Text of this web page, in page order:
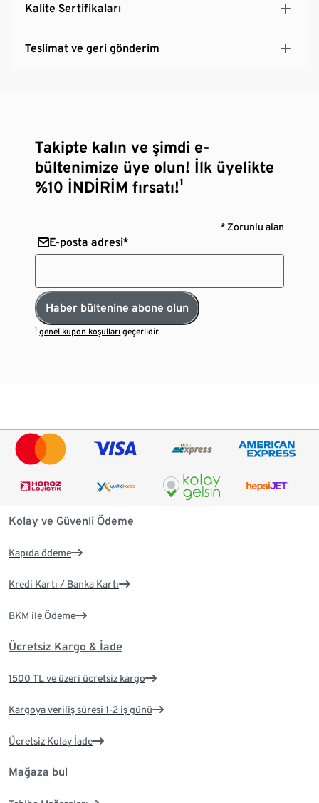
Kalite Sertifikaları
Teslimat ve geri gönderim
Takipte kalın ve şimdi e-
bültenimize üye olun! İlk üyelikte
%10 İNDİRİM fırsatı!¹
* Zorunlu alan
E-posta adresi*
Haber bültenine abone olun
¹genel kupon koşulları geçerlidir.
Kolay ve Güvenli Ödeme
Kapıda ödeme
Kredi Kartı / Banka Kartı
BKM ile Ödeme
Ücretsiz Kargo & İade
1500 TL ve üzeri ücretsiz kargo
Kargoya veriliş süresi 1-2 iş günü
Ücretsiz Kolay İade
Mağaza bul